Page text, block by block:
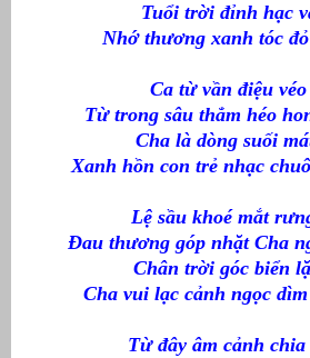
Tuổi trời đỉnh hạc
Nhớ thương xanh tóc
Ca từ vần điệu
Từ trong sâu thẳm héo
Cha là dòng suối
Xanh hồn con trẻ nhạc
Lệ sầu khoé mắt
Đau thương góp nhặt Cha
Chân trời góc biển
Cha vui lạc cảnh ngọc
Từ đây âm cảnh